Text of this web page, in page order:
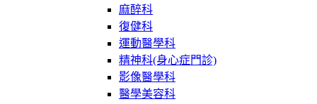
麻醉科
復健科
運動醫學科
精神科(身心症門診)
影像醫學科
醫學美容科